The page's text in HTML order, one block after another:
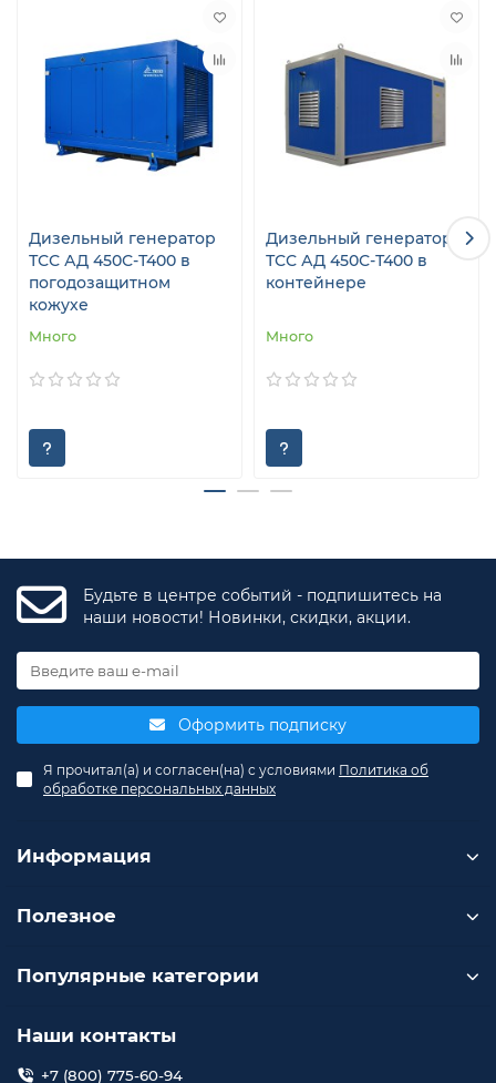
Дизельный генератор
ТСС АД 450С-Т400 в
погодозащитном
кожухе
Много
Дизельный генератор
ТСС АД 450С-Т400 в
контейнере
Много
Будьте в центре событий - подпишитесь на
наши новости! Новинки, скидки, акции.
Оформить подписку
Я прочитал(а) и согласен(на) с условиями Политика об
обработке персональных данных
Информация
Полезное
Популярные категории
Наши контакты
+7 (800) 775-60-94